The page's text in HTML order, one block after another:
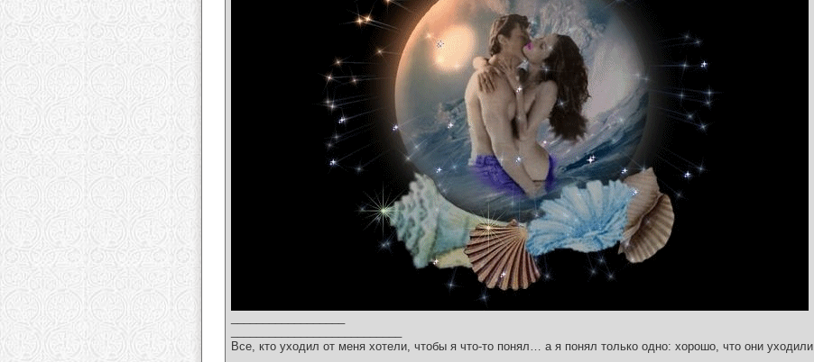
Все, кто уходил от меня хотели, чтобы я что-то понял… а я понял только одно: хорошо, что они уходили.